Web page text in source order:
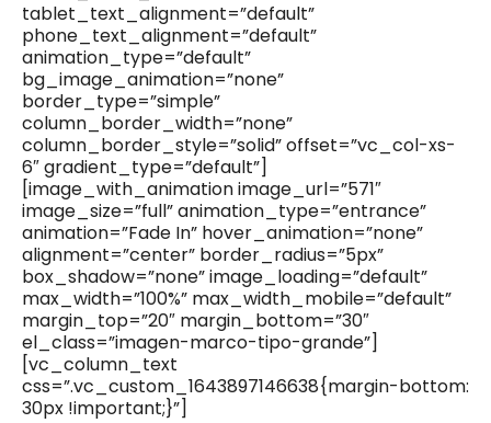
tablet_text_alignment=”default”
phone_text_alignment=”default”
animation_type=”default”
bg_image_animation=”none”
border_type=”simple”
column_border_width=”none”
column_border_style=”solid” offset=”vc_col-xs-
6″ gradient_type=”default”]
[image_with_animation image_url=”571″
image_size=”full” animation_type=”entrance”
animation=”Fade In” hover_animation=”none”
alignment=”center” border_radius=”5px”
box_shadow=”none” image_loading=”default”
max_width=”100%” max_width_mobile=”default”
margin_top=”20″ margin_bottom=”30″
el_class=”imagen-marco-tipo-grande”]
[vc_column_text
css=”.vc_custom_1643897146638{margin-bottom:
30px !important;}”]